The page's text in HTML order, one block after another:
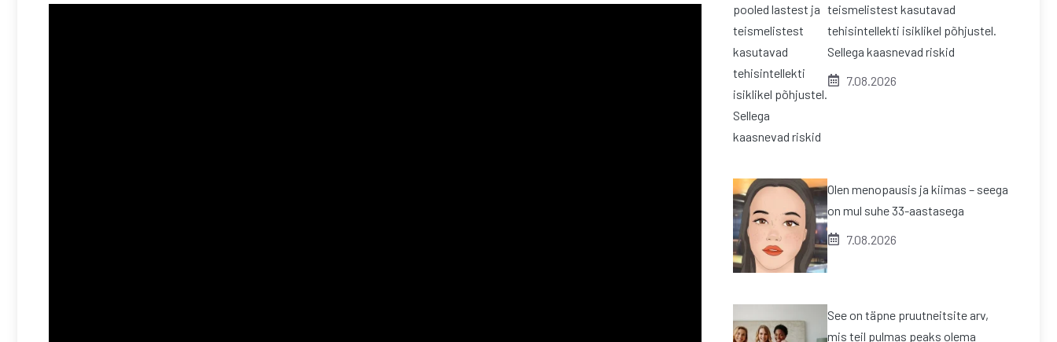
teismelistest kasutavad
tehisintellekti isiklikel põhjustel.
Sellega kaasnevad riskid
7.08.2026
Olen menopausis ja kiimas – seega
on mul suhe 33-aastasega
7.08.2026
See on täpne pruutneitsite arv,
mis teil pulmas peaks olema